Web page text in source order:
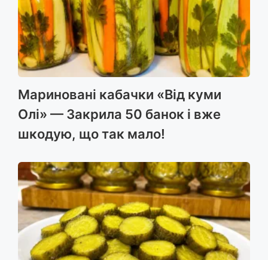
Мариновані кабачки «Від куми
Олі» — Закрила 50 банок і вже
шкодую, що так мало!